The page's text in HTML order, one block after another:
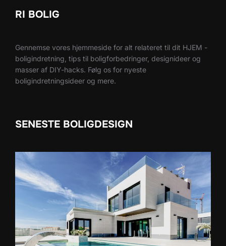
RI BOLIG
Gennemse vores hjemmeside for alt relateret til dit HJEM -
boligindretning, tips til boligforbedringer, designideer og
masser af DIY-hacks. Følg os for nyeste
boligindretningsideer og mere.
SENESTE BOLIGDESIGN